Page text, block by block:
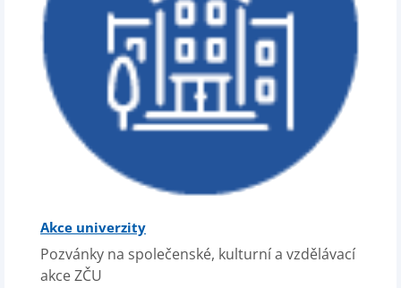
Akce univerzity
Pozvánky na společenské, kulturní a vzdělávací
akce ZČU